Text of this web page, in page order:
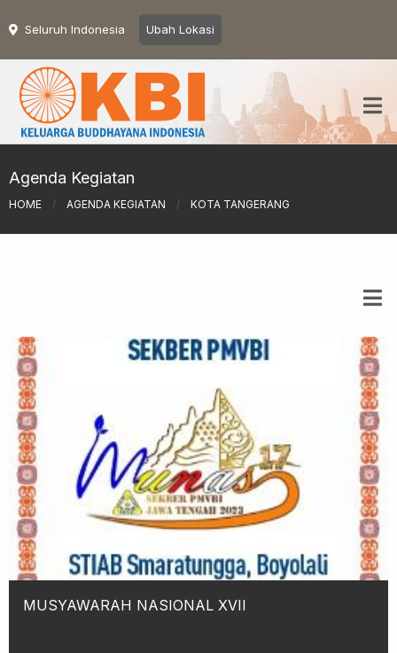
Seluruh Indonesia Ubah Lokasi
Agenda Kegiatan
HOME / AGENDA KEGIATAN / KOTA TANGERANG
MUSYAWARAH NASIONAL XVII